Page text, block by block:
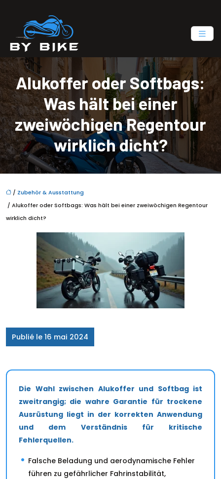
Alukoffer oder Softbags:
Was hält bei einer
zweiwöchigen Regentour
wirklich dicht?
/ Zubehör & Ausstattung
/ Alukoffer oder Softbags: Was hält bei einer zweiwöchigen Regentour
wirklich dicht?
Publié le 16 mai 2024
Die Wahl zwischen Alukoffer und Softbag ist
zweitrangig; die wahre Garantie für trockene
Ausrüstung liegt in der korrekten Anwendung
und dem Verständnis für kritische
Fehlerquellen.
Falsche Beladung und aerodynamische Fehler
führen zu gefährlicher Fahrinstabilität,